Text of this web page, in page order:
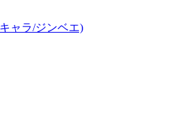
ャラ/ジンベエ)